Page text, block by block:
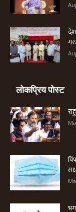
लोकप्रिय पोस्ट